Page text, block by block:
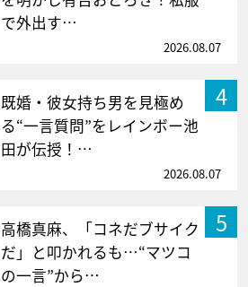
で外出す…
2026.08.07
4
既婚・彼女持ち男を見極め
る“一言質問”をレインボー池
田が伝授！…
2026.08.07
5
高橋真麻、「コネだブサイク
だ」と叩かれるも…“マツコ
の一言”から…